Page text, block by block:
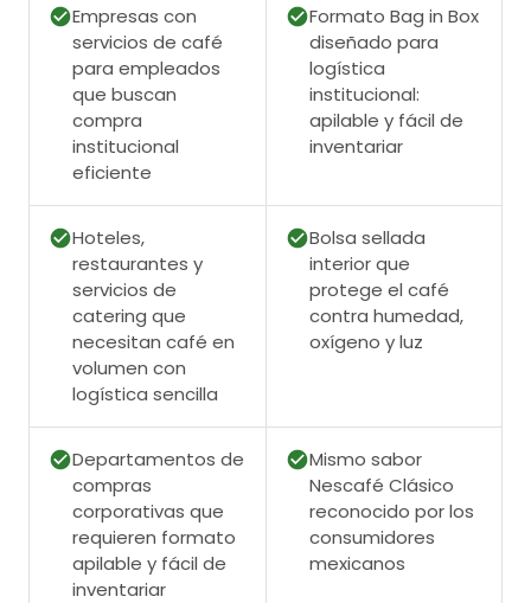
Empresas con
servicios de café
para empleados
que buscan
compra
institucional
eficiente
Formato Bag in Box
diseñado para
logística
institucional:
apilable y fácil de
inventariar
Hoteles,
restaurantes y
servicios de
catering que
necesitan café en
volumen con
logística sencilla
Bolsa sellada
interior que
protege el café
contra humedad,
oxígeno y luz
Departamentos de
compras
corporativas que
requieren formato
apilable y fácil de
inventariar
Mismo sabor
Nescafé Clásico
reconocido por los
consumidores
mexicanos